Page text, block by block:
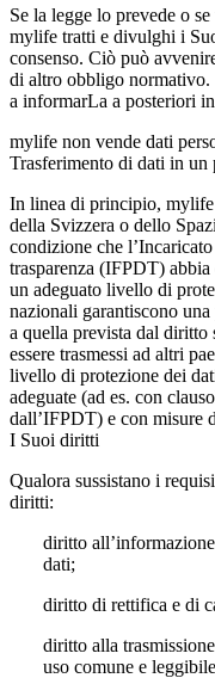
Se la legge lo prevede o
mylife tratti e divulghi i
consenso. Ciò può
di altro obbligo normativo.
a informarLa a posteriori
mylife non vende dati
Trasferimento di dati in un
In linea di principio, mylife
della Svizzera o dello
condizione che
trasparenza (IFPDT)
un adeguato livello di
nazionali garantiscono
a quella prevista dal
essere trasmessi ad altri
livello di protezione dei
adeguate (ad es. con
dall’IFPDT) e con misure
I Suoi diritti
Qualora sussistano i
diritti:
diritto
dati;
diritto di rettifica e di
diritto alla
uso comune e